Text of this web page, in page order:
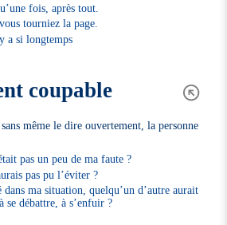
fois, après tout.
tourniez la page.
a si longtemps
coupable
même le dire ouvertement, la personne
pas un peu de ma faute ?
pas pu l’éviter ?
dans ma situation, quelqu’un d’autre aurait
se débattre, à s’enfuir ?